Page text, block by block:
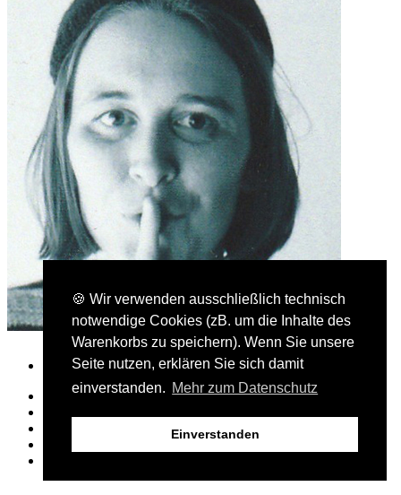
🍪 Wir verwenden ausschließlich technisch
notwendige Cookies (zB. um die Inhalte des
Warenkorbs zu speichern). Wenn Sie unsere
Seite nutzen, erklären Sie sich damit
einverstanden. Mehr zum Datenschutz
Einverstanden
Presse- und Bloggerbereich